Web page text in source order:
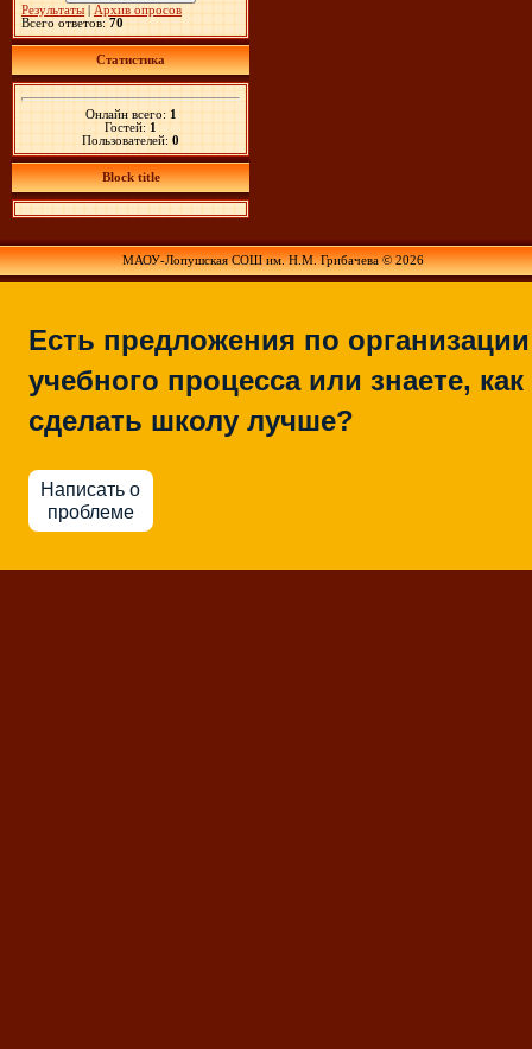
Результаты
Архив опросов
Всего ответов: 70
Статистика
Онлайн всего: 1
Гостей: 1
Пользователей: 0
Block title
МАОУ-Лопушская СОШ им. Н.М. Грибачева © 2026
Есть предложения по организации
учебного процесса или знаете, как
сделать школу лучше?
Написать о
проблеме